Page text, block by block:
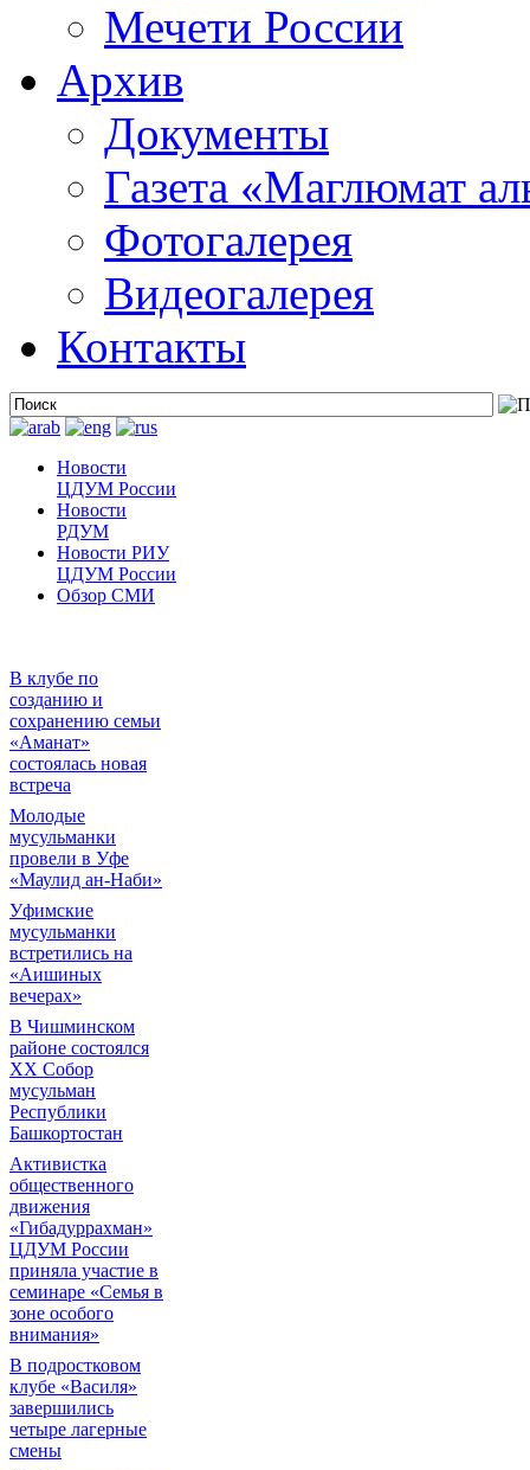
Мечети России
Архив
Документы
Газета «Маглюмат
Фотогалерея
Видеогалерея
Контакты
Новости
ЦДУМ России
Новости
РДУМ
Новости РИУ
ЦДУМ России
Обзор СМИ
В клубе по
созданию и
сохранению семьи
«Аманат»
состоялась новая
встреча
Молодые
мусульманки
провели в Уфе
«Маулид ан-Наби»
Уфимские
мусульманки
встретились на
«Аишиных
вечерах»
В Чишминском
районе состоялся
XX Собор
мусульман
Республики
Башкортостан
Активистка
общественного
движения
«Гибадуррахман»
ЦДУМ России
приняла участие в
семинаре «Семья в
зоне особого
внимания»
В подростковом
клубе «Василя»
завершились
четыре лагерные
смены